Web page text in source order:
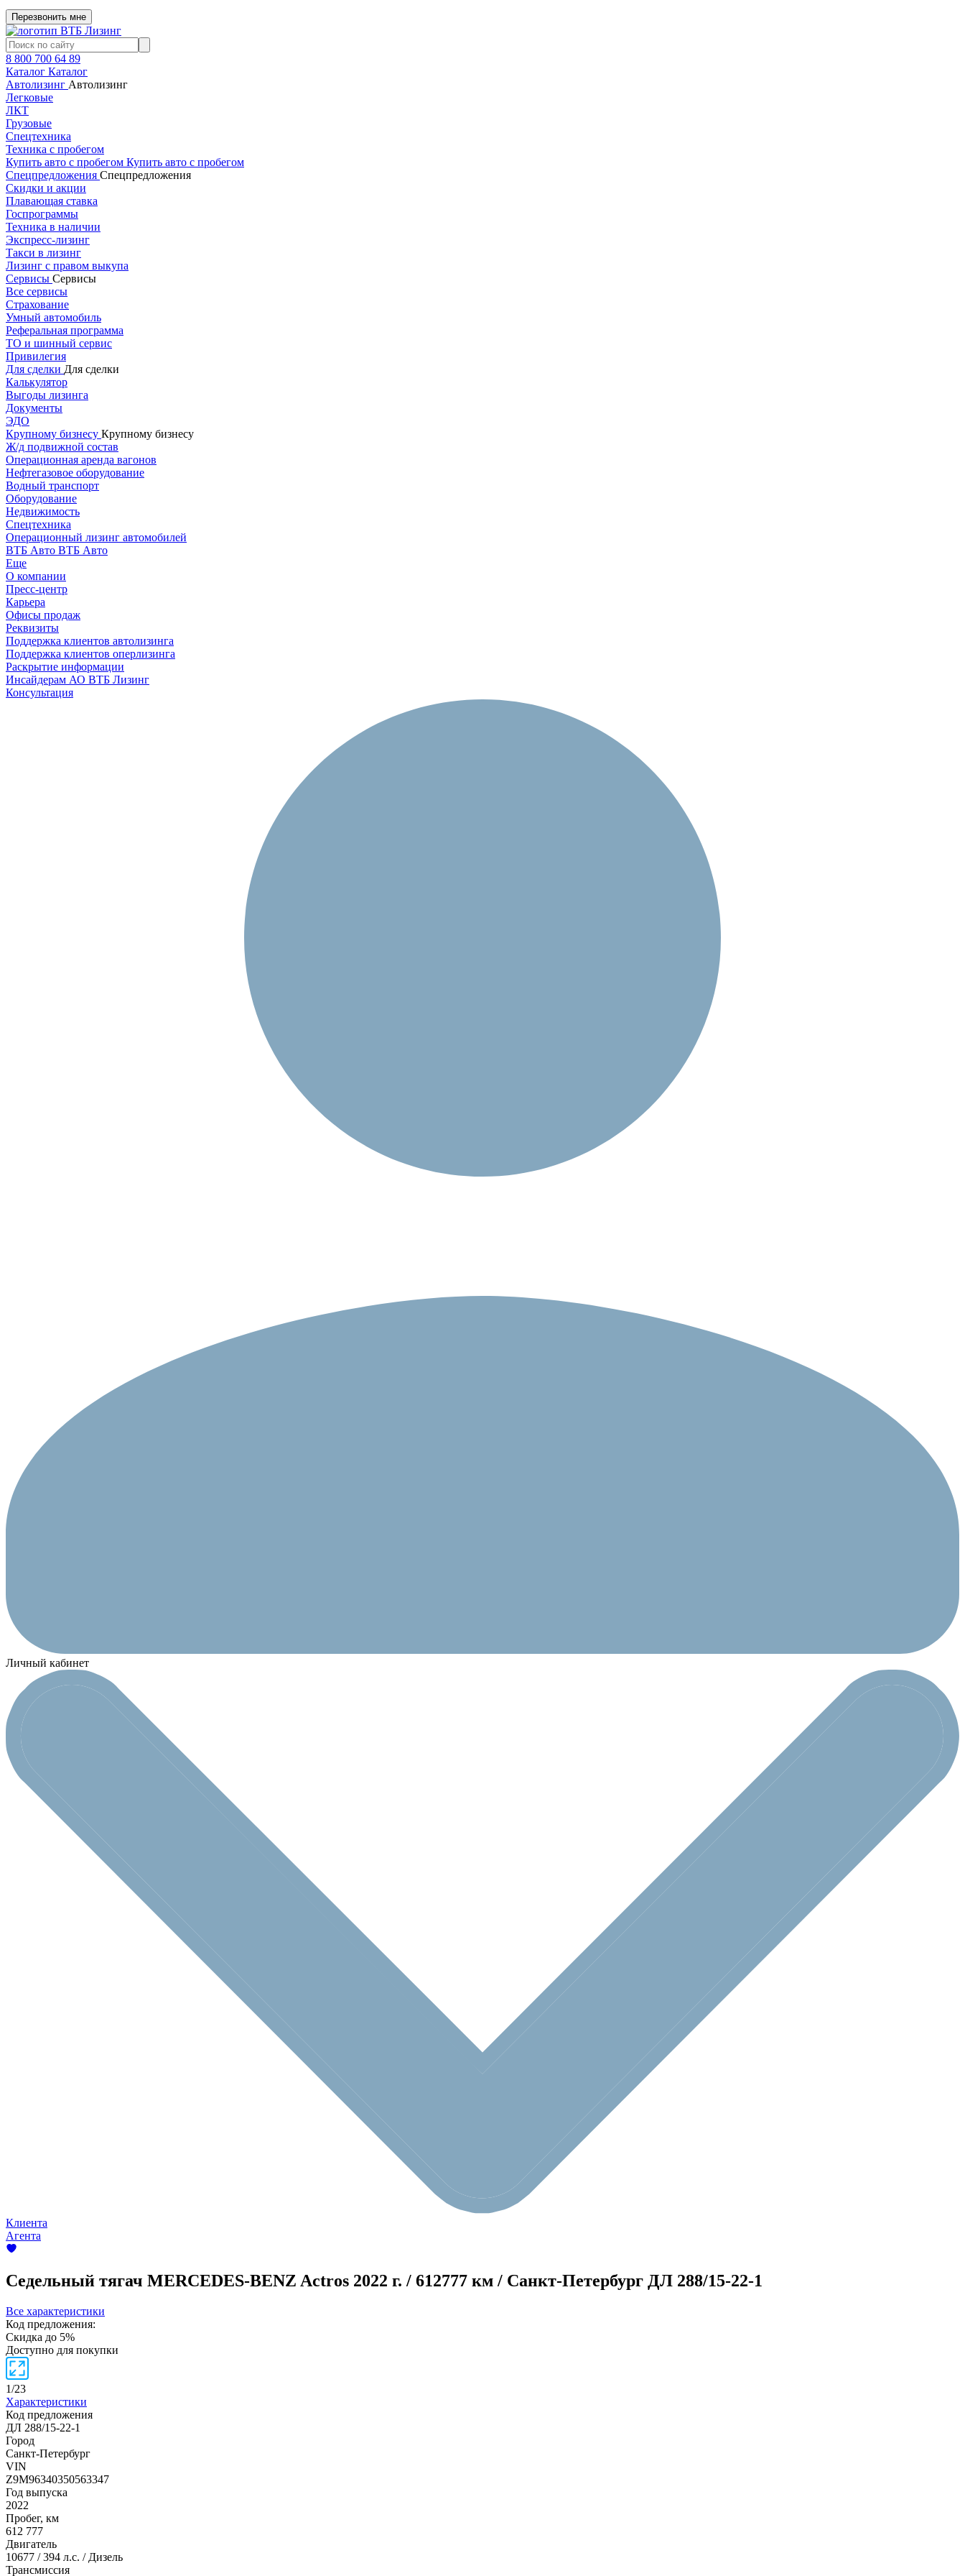
Перезвонить мне
8 800 700 64 89
Каталог Каталог
Автолизинг Автолизинг
Легковые
ЛКТ
Грузовые
Спецтехника
Техника с пробегом
Купить авто с пробегом Купить авто с пробегом
Спецпредложения Спецпредложения
Скидки и акции
Плавающая ставка
Госпрограммы
Техника в наличии
Экспресс-лизинг
Такси в лизинг
Лизинг с правом выкупа
Сервисы Сервисы
Все сервисы
Страхование
Умный автомобиль
Реферальная программа
ТО и шинный сервис
Привилегия
Для сделки Для сделки
Калькулятор
Выгоды лизинга
Документы
ЭДО
Крупному бизнесу Крупному бизнесу
Ж/д подвижной состав
Операционная аренда вагонов
Нефтегазовое оборудование
Водный транспорт
Оборудование
Недвижимость
Спецтехника
Операционный лизинг автомобилей
ВТБ Авто ВТБ Авто
Еще
О компании
Пресс-центр
Карьера
Офисы продаж
Реквизиты
Поддержка клиентов автолизинга
Поддержка клиентов оперлизинга
Раскрытие информации
Инсайдерам АО ВТБ Лизинг
Консультация
Личный кабинет
Клиента
Агента
Седельный тягач MERCEDES-BENZ Actros 2022 г. / 612777 км / Санкт-Петербург ДЛ 288/15-22-1
Все характеристики
Код предложения:
Скидка до 5%
Доступно для покупки
1/23
Характеристики
Код предложения
ДЛ 288/15-22-1
Город
Санкт-Петербург
VIN
Z9M96340350563347
Год выпуска
2022
Пробег, км
612 777
Двигатель
10677 / 394 л.с. / Дизель
Трансмиссия